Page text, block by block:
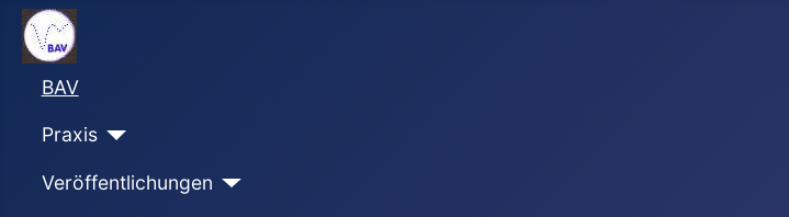
BAV
Praxis
Veröffentlichungen